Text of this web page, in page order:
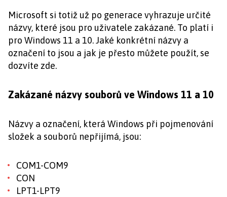
Microsoft si totiž už po generace vyhrazuje určité
názvy, které jsou pro uživatele zakázané. To platí i
pro Windows 11 a 10. Jaké konkrétní názvy a
označení to jsou a jak je přesto můžete použít, se
dozvíte zde.
Zakázané názvy souborů ve Windows 11 a 10
Názvy a označení, která Windows při pojmenování
složek a souborů nepřijímá, jsou:
COM1-COM9
CON
LPT1-LPT9